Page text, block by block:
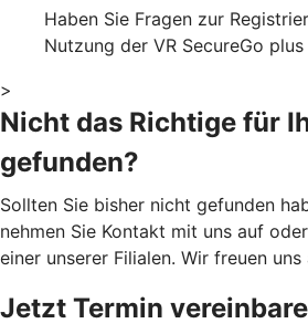
Haben Sie Fragen zur
Nutzung der VR SecureGo
>
Nicht das Richtige für
gefunden?
Sollten Sie bisher nicht gefunden
nehmen Sie Kontakt mit uns auf
einer unserer Filialen. Wir freuen uns
Jetzt Termin